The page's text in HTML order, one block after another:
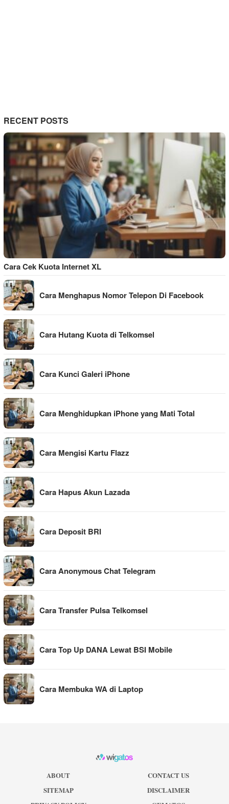
RECENT POSTS
Cara Cek Kuota Internet XL
Cara Menghapus Nomor Telepon Di Facebook
Cara Hutang Kuota di Telkomsel
Cara Kunci Galeri iPhone
Cara Menghidupkan iPhone yang Mati Total
Cara Mengisi Kartu Flazz
Cara Hapus Akun Lazada
Cara Deposit BRI
Cara Anonymous Chat Telegram
Cara Transfer Pulsa Telkomsel
Cara Top Up DANA Lewat BSI Mobile
Cara Membuka WA di Laptop
ABOUT
CONTACT US
SITEMAP
DISCLAIMER